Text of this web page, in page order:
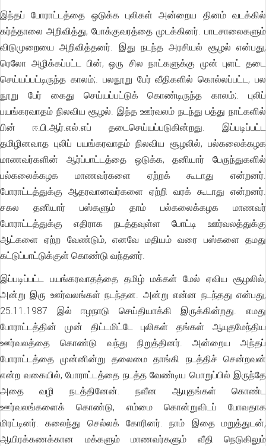
இந்தப் போராட்டத்தை ஒடுக்க புலிகள் அன்றைய தினம் வடக்கில்
கர்த்தாலை அறிவித்து, போக்குவரத்தை முடக்கினர். பாடசாலைகளும்
விடுமுறையை அறிவித்தனர். இது நடந்த அரசியல் சூழல் என்பது,
ரெலோ அழிக்கப்பட்ட பின், ஒரு சில நாட்களுக்கு முன் புளட் தடை
செய்யப்பட்டிருந்த காலம்;. பலநூறு பேர் வீதிகளில் கொல்லப்பட்ட, பல
நூறு பேர் கைது செய்யப்பட்டுக் கொண்டிருந்த காலம்;. புலிப்
பயங்கரவாதம் நிலவிய சூழல். இந்த ஊர்வலம் நடந்து பத்து நாட்களில்
பின் ஈ.பி.ஆர்.எல்.எப் தடைசெய்யப்படுகின்றது. இப்படிப்பட்ட
தமிழினவாத புலிப் பயங்கரவாதம் நிலவிய சூழலில், பல்கலைக்கழக
மாணவர்களின் ஆர்ப்பாட்டத்தை ஒடுக்க, தனியார் பேருந்துகளில்
பல்கலைக்கழக மாணவர்களை ஏற்றக் கூடாது என்றனர்.
போராட்டத்துக்கு ஆதரவானவர்களை ஏற்றி வரக் கூடாது என்றனர்.
சகல தனியார் பஸ்களும் தாம் பல்கலைக்கழக மாணவர்
போராட்டத்துக்கு எதிராக நடத்தவுள்ள போட்டி ஊர்வலத்துக்கு
ஆட்களை ஏற்ற வேண்டும், எனவே மதியம் வரை பஸ்களை தமது
கட்டுப்பாட்டுக்குள் கொண்டு வந்தனர்.
இப்படிப்பட்ட பயங்கரவாதத்தை தமிழ் மக்கள் மேல் ஏவிய சூழலில்,
அன்று இரு ஊர்வலங்கள் நடந்தன. அன்று என்ன நடந்தது என்பது,
25.11.1987 இல் ஈழநாடு செய்தியாக்கி இருக்கின்றது. எமது
போராட்டத்தின் முன் திட்டமிட்டே புலிகள் தங்கள் ஆயுதமேந்திய
ஊர்வலத்தை கொண்டு வந்து நிறுத்தினர். அன்றைய அந்தப்
போராட்டத்தை முன்னின்று தலைமை தாங்கி நடத்திச் சென்றவன்
என்ற வகையில், போராட்டத்தை நடத்த வேண்டிய பொறுப்பில் இருந்தே
அதை வழி நடத்தினேன். நவீன ஆயுதங்கள் கொண்ட
ஊர்வலங்களைக் கொண்டு, எம்மை கொன்றுவிடப் போவதாக
மிரட்டினர். கலைந்து செல்லக் கோரினர். நாம் இதை மறுத்துடன்,
ஆயிரக்கணக்கான மக்களும் மாணவர்களும் வீதி நெடுகிலும்